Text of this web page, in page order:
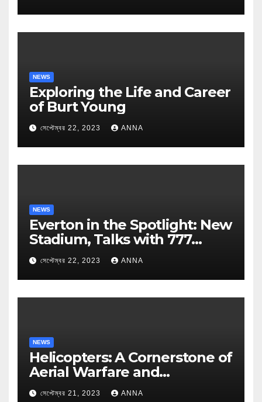
NEWS
Exploring the Life and Career
of Burt Young
সেপ্টেম্বর 22, 2023 ANNA
NEWS
Everton in the Spotlight: New
Stadium, Talks with 777
Partners, and Managerial
Speculations
সেপ্টেম্বর 22, 2023 ANNA
NEWS
Helicopters: A Cornerstone of
Aerial Warfare and
Revolutionary Technology
সেপ্টেম্বর 21, 2023 ANNA